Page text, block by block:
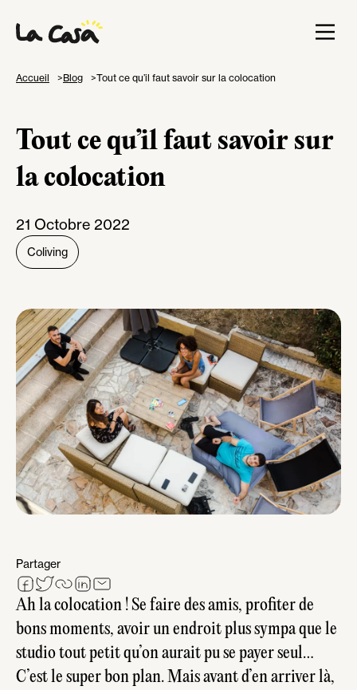
Accueil Blog Tout ce qu’il faut savoir sur la colocation
Tout ce qu’il faut savoir sur
la colocation
21 Octobre 2022
Coliving
Partager
Ah la colocation ! Se faire des amis, profiter de
bons moments, avoir un endroit plus sympa que le
studio tout petit qu’on aurait pu se payer seul…
C’est le super bon plan. Mais avant d’en arriver là,